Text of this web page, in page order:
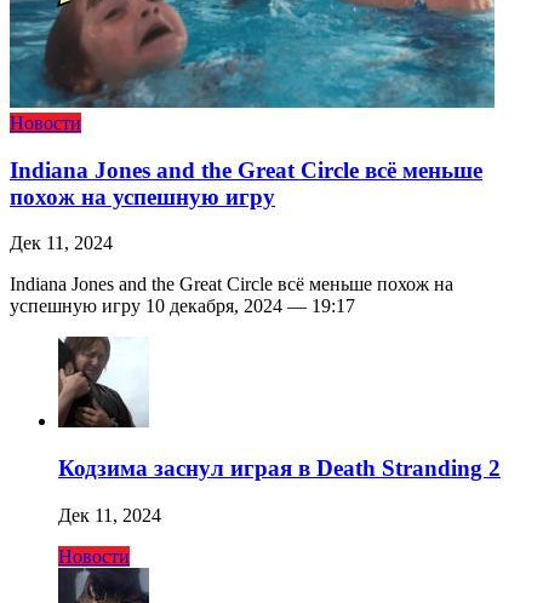
Новости
Indiana Jones and the Great Circle всё меньше
похож на успешную игру
Дек 11, 2024
Indiana Jones and the Great Circle всё меньше похож на
успешную игру 10 декабря, 2024 — 19:17
Кодзима заснул играя в Death Stranding 2
Дек 11, 2024
Новости